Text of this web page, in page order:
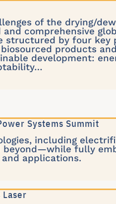
of the drying/
comprehensive
structured by four key
products
development:
Systems Summit
including
beyond—while fully
applications.
Laser